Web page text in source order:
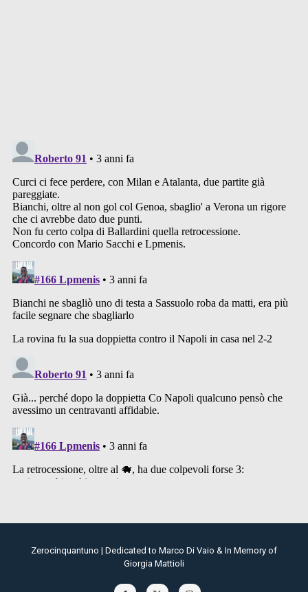
Zerocinquantuno | Dedicated to Marco Di Vaio & In Memory of
Giorgia Mattioli